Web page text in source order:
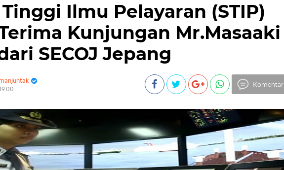
Ilmu Pelayaran (STIP)
Kunjungan Mr.Masaaki
SECOJ Jepang
Komentar